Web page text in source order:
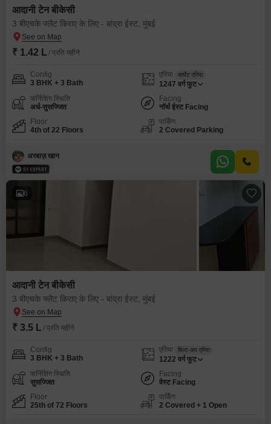
आदानी टेन बीकेसी
3 बीएचके फ्लैट किराए के लिए - बांद्रा ईस्ट, मुंबई
₹ 1.42 L / प्रति महीने
Config
3 BHK + 3 Bath
एरिया कार्पेट एरिया
1247 वर्ग फुट
फर्निशिंग स्थिति
अर्ध-सुसज्जित
Facing
नॉर्थ ईस्ट Facing
Floor
4th of 22 Floors
पार्किंग
2 Covered Parking
अरबाज़ खान
6
आदानी टेन बीकेसी
3 बीएचके फ्लैट किराए के लिए - बांद्रा ईस्ट, मुंबई
₹ 3.5 L / प्रति महीने
Config
3 BHK + 3 Bath
एरिया बिल्ट-अप एरिया
1222 वर्ग फुट
फर्निशिंग स्थिति
सुसज्जित
Facing
वेस्ट Facing
Floor
25th of 72 Floors
पार्किंग
2 Covered + 1 Open